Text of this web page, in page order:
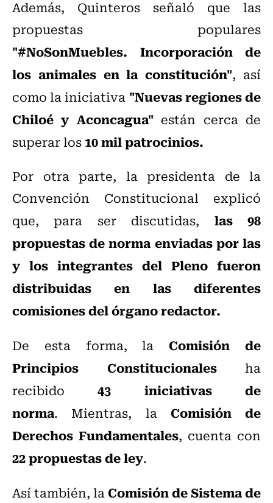
Además, Quinteros señaló que las
propuestas populares
"#NoSonMuebles. Incorporación de
los animales en la constitución", así
como la iniciativa "Nuevas regiones de
Chiloé y Aconcagua" están cerca de
superar los10 mil patrocinios.
Por otra parte, la presidenta de la
Convención Constitucional explicó
que, para ser discutidas, las 98
propuestas de norma enviadas por las
y los integrantes del Pleno fueron
distribuidas en las diferentes
comisiones del órgano redactor.
De esta forma, laComisión de
Principios Constitucionalesha
recibido43 iniciativas de
norma. Mientras, la Comisión de
Derechos Fundamentales, cuenta con
22 propuestas de ley.
Así también, laComisión de Sistema de